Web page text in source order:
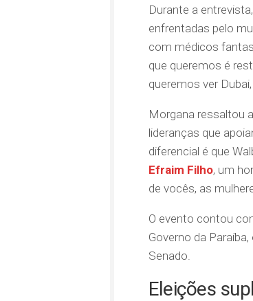
Durante a
enfrentadas pelo
com médicos
que queremos é
queremos ver
Morgana ressaltou
lideranças que
diferencial é que
Efraim Filho, um
de vocês, as
O evento contou
Governo da
Senado.
Eleições